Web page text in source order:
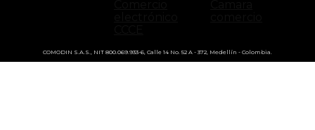
COMODIN S.A.S., NIT 800.069.933-6, Calle 14 No. 52 A - 372, Medellín - Colombia.